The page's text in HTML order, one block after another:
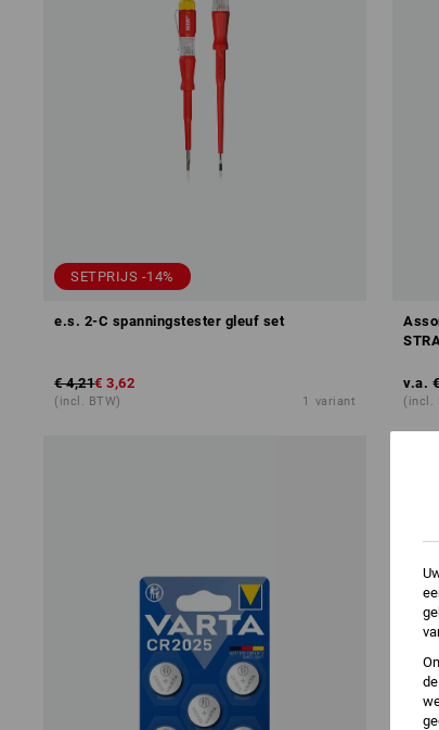
SETPRIJS -14%
e.s. 2-C spanningstester gleuf set
€ 4,21€ 3,62
(incl. BTW) 1 variant
v.a.
(incl.